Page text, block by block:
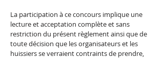
La participation à ce concours implique une
lecture et acceptation complète et sans
restriction du présent règlement ainsi que de
toute décision que les organisateurs et les
huissiers se verraient contraints de prendre,